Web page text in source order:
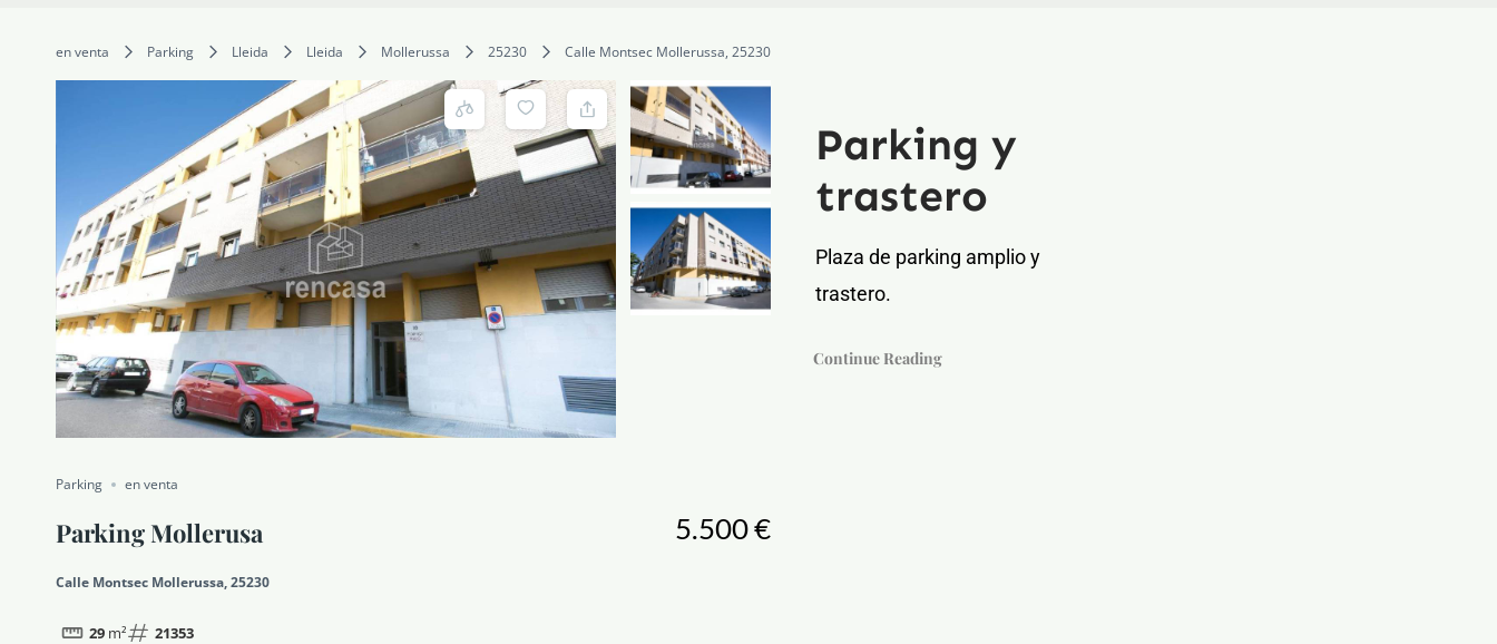
en venta Parking Lleida Lleida Mollerussa 25230 Calle Montsec Mollerussa, 25230
Parking en venta
Parking Mollerusa
Calle Montsec Mollerussa, 25230
29 m² 21353
5.500 €
Parking y
trastero
Plaza de parking amplio y
trastero.
Continue Reading